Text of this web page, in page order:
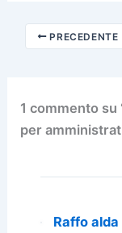
PRECEDENTE
1 commento su
per
Raffo alda